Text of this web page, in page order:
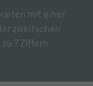
mit einer
zweifachen
7 Ziffern